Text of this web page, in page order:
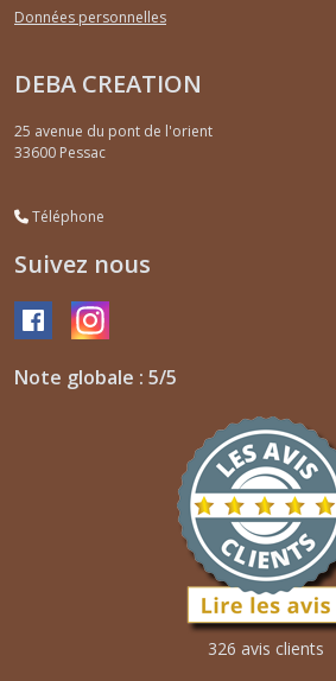
Données personnelles
DEBA CREATION
25 avenue du pont de l'orient
33600 Pessac
Téléphone
Suivez nous
Note globale : 5/5
326 avis clients